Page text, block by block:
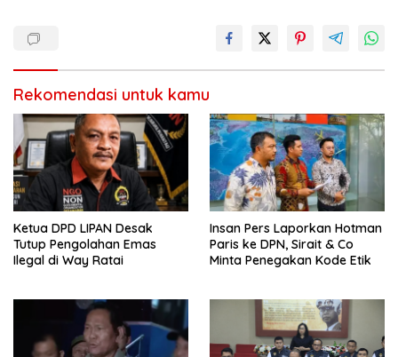
Rekomendasi untuk kamu
Ketua DPD LIPAN Desak
Tutup Pengolahan Emas
Ilegal di Way Ratai
Insan Pers Laporkan Hotman
Paris ke DPN, Sirait & Co
Minta Penegakan Kode Etik